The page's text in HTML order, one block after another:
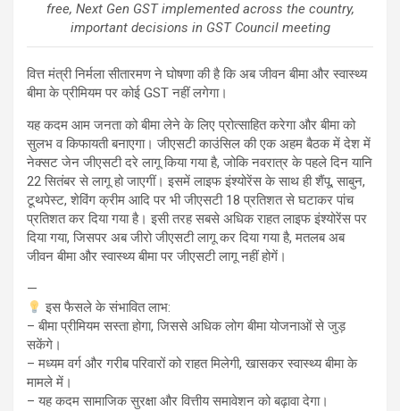
free, Next Gen GST implemented across the country,
important decisions in GST Council meeting
वित्त मंत्री निर्मला सीतारमण ने घोषणा की है कि अब जीवन बीमा और स्वास्थ्य
बीमा के प्रीमियम पर कोई GST नहीं लगेगा।
यह कदम आम जनता को बीमा लेने के लिए प्रोत्साहित करेगा और बीमा को
सुलभ व किफायती बनाएगा। जीएसटी काउंसिल की एक अहम बैठक में देश में
नेक्सट जेन जीएसटी दरे लागू किया गया है, जोकि नवरात्र के पहले दिन यानि
22 सितंबर से लागू हो जाएगीं। इसमें लाइफ इंश्योरेंस के साथ ही शैंपू, साबुन,
टूथपेस्ट, शेविंग क्रीम आदि पर भी जीएसटी 18 प्रतिशत से घटाकर पांच
प्रतिशत कर दिया गया है। इसी तरह सबसे अधिक राहत लाइफ इंश्योरेंस पर
दिया गया, जिसपर अब जीरो जीएसटी लागू कर दिया गया है, मतलब अब
जीवन बीमा और स्वास्थ्य बीमा पर जीएसटी लागू नहीं होगें।
—
इस फैसले के संभावित लाभ:
– बीमा प्रीमियम सस्ता होगा, जिससे अधिक लोग बीमा योजनाओं से जुड़
सकेंगे।
– मध्यम वर्ग और गरीब परिवारों को राहत मिलेगी, खासकर स्वास्थ्य बीमा के
मामले में।
– यह कदम सामाजिक सुरक्षा और वित्तीय समावेशन को बढ़ावा देगा।